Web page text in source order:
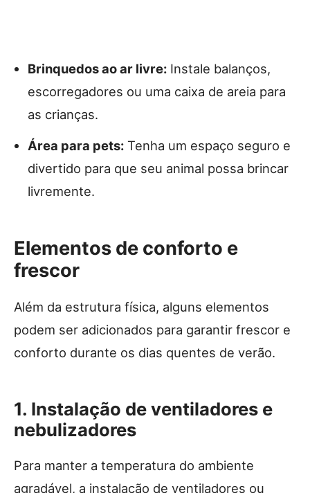
Brinquedos ao ar livre: Instale balanços,
escorregadores ou uma caixa de areia para
as crianças.
Área para pets: Tenha um espaço seguro e
divertido para que seu animal possa brincar
livremente.
Elementos de conforto e
frescor
Além da estrutura física, alguns elementos
podem ser adicionados para garantir frescor e
conforto durante os dias quentes de verão.
1. Instalação de ventiladores e
nebulizadores
Para manter a temperatura do ambiente
agradável, a instalação de ventiladores ou